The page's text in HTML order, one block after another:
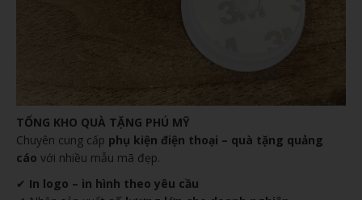
TỔNG KHO QUÀ TẶNG PHÚ MỸ
Chuyên cung cấp phụ kiện điện thoại – quà tặng quảng
cáo với nhiều mẫu mã đẹp.
✔ In logo – in hình theo yêu cầu